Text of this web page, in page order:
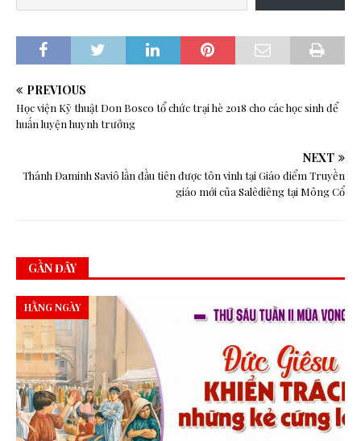
PREVIOUS
Học viện Kỹ thuật Don Bosco tổ chức trại hè 2018 cho các học sinh để
huấn luyện huynh trưởng
NEXT
Thánh Đaminh Saviô lần đầu tiên được tôn vinh tại Giáo điểm Truyền
giáo mới của Salêdiêng tại Mông Cổ
GẦN ĐÂY
HẰNG NGÀY